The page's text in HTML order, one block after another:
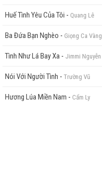
Huế Tình Yêu Của Tôi - Quang Lê
Ba Đứa Bạn Nghèo - Giọng Ca Vàng
Tình Như Lá Bay Xa - Jimmi Nguyễn
Nói Với Người Tình - Trường Vũ
Hương Lúa Miền Nam - Cẩm Ly